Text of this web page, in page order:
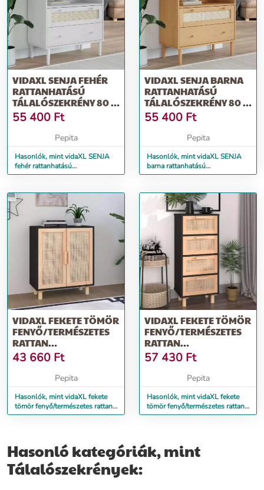
VIDAXL SENJA FEHÉR
RATTANHATÁSÚ
TÁLALÓSZEKRÉNY 80 X
40 X 80 CM
55 400 Ft
Pepita
Hasonlók, mint vidaXL SENJA
fehér rattanhatású
tálalószekrény 80 x 40 x 80 cm
VIDAXL SENJA BARNA
RATTANHATÁSÚ
TÁLALÓSZEKRÉNY 80 X
40 X 80 CM
55 400 Ft
Pepita
Hasonlók, mint vidaXL SENJA
barna rattanhatású
tálalószekrény 80 x 40 x 80 cm
VIDAXL FEKETE TÖMÖR
FENYŐ/TERMÉSZETES
RATTAN
TÁLALÓSZEKRÉNY
60X30X70CM
43 660 Ft
Pepita
Hasonlók, mint vidaXL fekete
tömör fenyő/természetes rattan
tálalószekrény 60x30x70cm
VIDAXL FEKETE TÖMÖR
FENYŐ/TERMÉSZETES
RATTAN
TÁLALÓSZEKRÉNY
40X30X90CM
57 430 Ft
Pepita
Hasonlók, mint vidaXL fekete
tömör fenyő/természetes rattan
tálalószekrény 40x30x90cm
Hasonló kategóriák, mint
Tálalószekrények: